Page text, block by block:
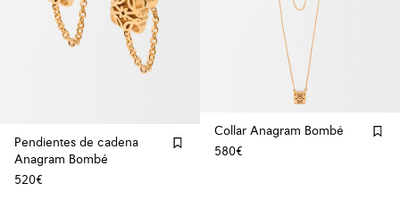
Pendientes de cadena
Anagram Bombé
520€
Collar Anagram Bombé
580€